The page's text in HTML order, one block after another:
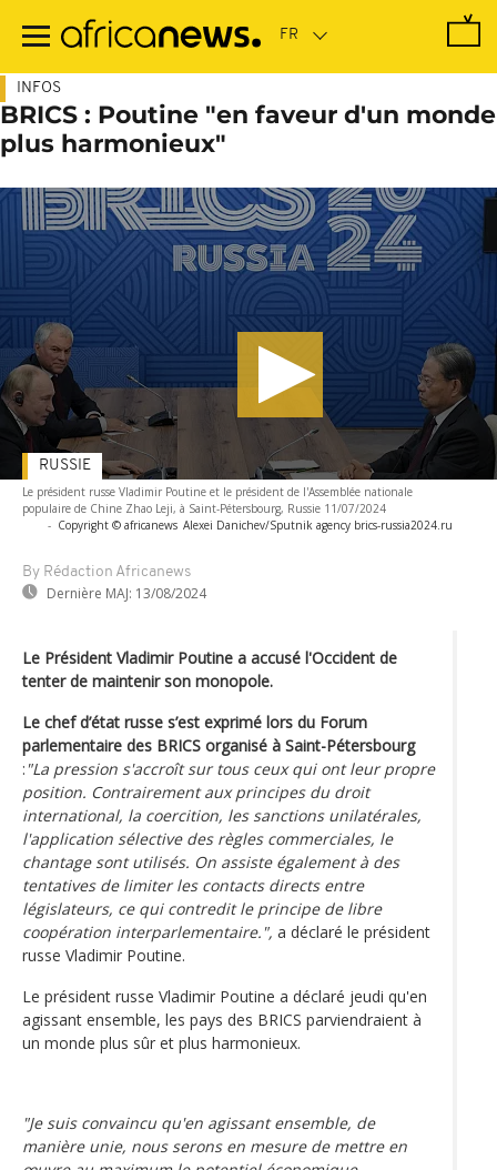
contenu
INFOS
BRICS : Poutine "en faveur d'un monde
plus harmonieux"
Le président russe Vladimir Poutine et le président de l'Assemblée nationale
populaire de Chine Zhao Leji, à Saint-Pétersbourg, Russie 11/07/2024
- Copyright © africanews Alexei Danichev/Sputnik agency brics-russia2024.ru
By Rédaction Africanews
Dernière MAJ: 13/08/2024
RUSSIE
Le Président Vladimir Poutine a accusé l'Occident de
tenter de maintenir son monopole.
Le chef d’état russe s’est exprimé lors du Forum
parlementaire des BRICS organisé à Saint-Pétersbourg
: "La pression s'accroît sur tous ceux qui ont leur propre
position. Contrairement aux principes du droit
international, la coercition, les sanctions unilatérales,
l'application sélective des règles commerciales, le
chantage sont utilisés. On assiste également à des
tentatives de limiter les contacts directs entre
législateurs, ce qui contredit le principe de libre
coopération interparlementaire.", a déclaré le président
russe Vladimir Poutine.
Le président russe Vladimir Poutine a déclaré jeudi qu'en
agissant ensemble, les pays des BRICS parviendraient à
un monde plus sûr et plus harmonieux.
"Je suis convaincu qu'en agissant ensemble, de
manière unie, nous serons en mesure de mettre en